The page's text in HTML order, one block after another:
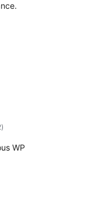
གདེང་
འཇོག་
ཚང་།
)
WP